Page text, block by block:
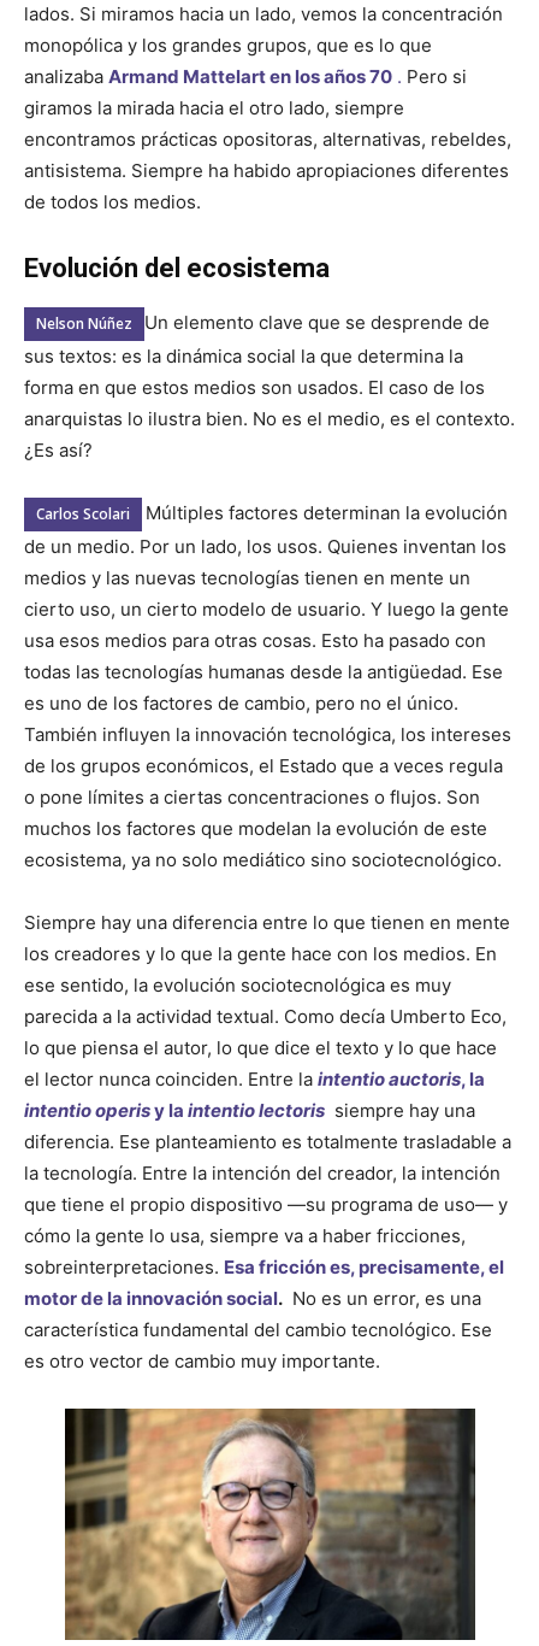
lados. Si miramos hacia un lado, vemos la concentración
monopólica y los grandes grupos, que es lo que
analizaba Armand Mattelart en los años 70 . Pero si
giramos la mirada hacia el otro lado, siempre
encontramos prácticas opositoras, alternativas, rebeldes,
antisistema. Siempre ha habido apropiaciones diferentes
de todos los medios.
Evolución del ecosistema
Nelson Núñez
Un elemento clave que se desprende de
sus textos: es la dinámica social la que determina la
forma en que estos medios son usados. El caso de los
anarquistas lo ilustra bien. No es el medio, es el contexto.
¿Es así?
Carlos Scolari
Múltiples factores determinan la evolución
de un medio. Por un lado, los usos. Quienes inventan los
medios y las nuevas tecnologías tienen en mente un
cierto uso, un cierto modelo de usuario. Y luego la gente
usa esos medios para otras cosas. Esto ha pasado con
todas las tecnologías humanas desde la antigüedad. Ese
es uno de los factores de cambio, pero no el único.
También influyen la innovación tecnológica, los intereses
de los grupos económicos, el Estado que a veces regula
o pone límites a ciertas concentraciones o flujos. Son
muchos los factores que modelan la evolución de este
ecosistema, ya no solo mediático sino sociotecnológico.
Siempre hay una diferencia entre lo que tienen en mente
los creadores y lo que la gente hace con los medios. En
ese sentido, la evolución sociotecnológica es muy
parecida a la actividad textual. Como decía Umberto Eco,
lo que piensa el autor, lo que dice el texto y lo que hace
el lector nunca coinciden. Entre la intentio auctoris, la
intentio operisy la intentio lectoris siempre hay una
diferencia. Ese planteamiento es totalmente trasladable a
la tecnología. Entre la intención del creador, la intención
que tiene el propio dispositivo —su programa de uso— y
cómo la gente lo usa, siempre va a haber fricciones,
sobreinterpretaciones. Esa fricción es, precisamente, el
motor de la innovación social. No es un error, es una
característica fundamental del cambio tecnológico. Ese
es otro vector de cambio muy importante.